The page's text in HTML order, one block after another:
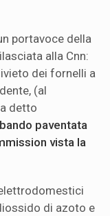
portavoce della
alla Cnn:
dei fornelli a
(al
detto
paventata
vista la
di azoto e